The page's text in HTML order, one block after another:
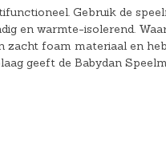
Gebruik de
en warmte-isolerend.
zacht foam materiaal en
geeft de Babydan